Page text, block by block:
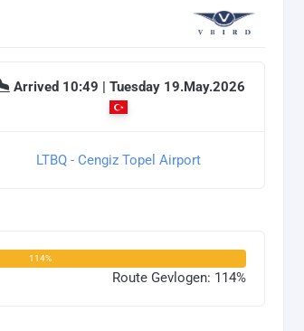
Arrived 10:49 | Tuesday 19.May.2026
LTBQ - Cengiz Topel Airport
114%
Route Gevlogen: 114%